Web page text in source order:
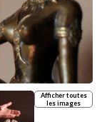
Afficher toutes
les images